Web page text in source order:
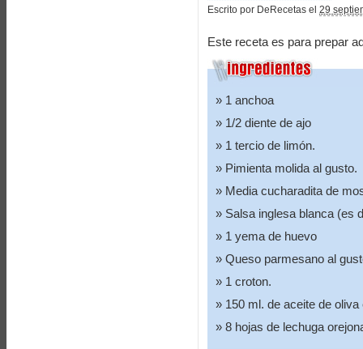
Escrito por DeRecetas el 29
Este receta es para prepar
1 anchoa
1/2 diente de ajo
1 tercio de limón.
Pimienta molida al gusto.
Media cucharadita de
Salsa inglesa blanca (es
1 yema de huevo
Queso parmesano al
1 croton.
150 ml. de aceite de
8 hojas de lechuga